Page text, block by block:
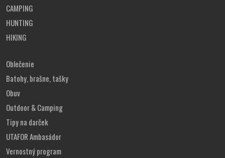
CAMPING
HUNTING
HIKING
Oblečenie
Batohy, brašne, tašky
Obuv
Outdoor & Camping
Tipy na darček
UTAFOR Ambasádor
Vernostný program